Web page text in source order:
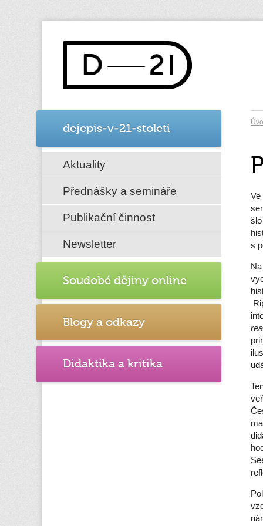
dejepis-v-21-stoleti
Aktuality
Přednášky a semináře
Publikační činnost
Newsletter
Soudobé dějiny online
Blogy a odkazy
Didaktika a kritika
Ve
s